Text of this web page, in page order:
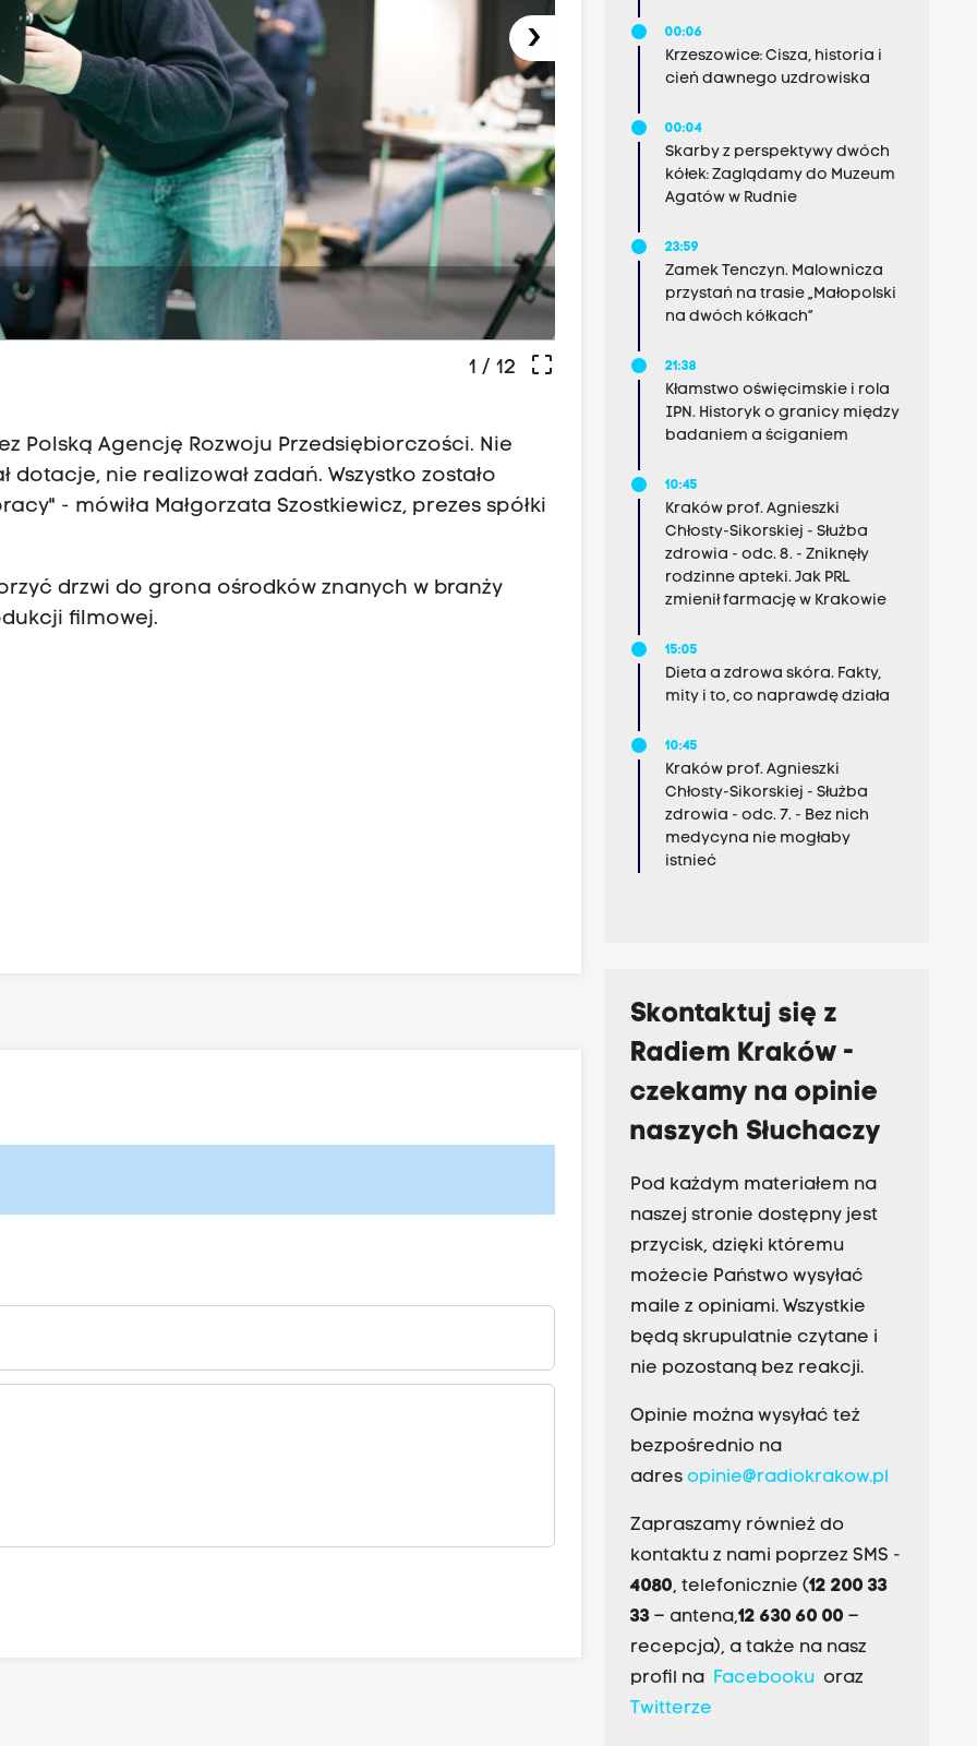
Fot. miasteczko multimedialne
›
crop_free
1 / 12
Polską Agencję Rozwoju Przedsiębiorczości. Nie
nie realizował zadań. Wszystko zostało
- mówiła Małgorzata Szostkiewicz, prezes spółki
drzwi do grona ośrodków znanych w branży
filmowej.
00:06
Krzeszowice: Cisza, historia i
cień dawnego uzdrowiska
00:04
Skarby z perspektywy dwóch
kółek: Zaglądamy do Muzeum
Agatów w Rudnie
23:59
Zamek Tenczyn. Malownicza
przystań na trasie „Małopolski
na dwóch kółkach”
21:38
Kłamstwo oświęcimskie i rola
IPN. Historyk o granicy między
badaniem a ściganiem
10:45
Kraków prof. Agnieszki
Chłosty-Sikorskiej - Służba
zdrowia - odc. 8. - Zniknęły
rodzinne apteki. Jak PRL
zmienił farmację w Krakowie
15:05
Dieta a zdrowa skóra. Fakty,
mity i to, co naprawdę działa
10:45
Kraków prof. Agnieszki
Chłosty-Sikorskiej - Służba
zdrowia - odc. 7. - Bez nich
medycyna nie mogłaby
istnieć
Skontaktuj się z
Radiem Kraków -
czekamy na opinie
naszych Słuchaczy
Pod każdym materiałem na
naszej stronie dostępny jest
przycisk, dzięki któremu
możecie Państwo wysyłać
maile z opiniami. Wszystkie
będą skrupulatnie czytane i
nie pozostaną bez reakcji.
Opinie można wysyłać też
bezpośrednio na
adres opinie@radiokrakow.pl
Zapraszamy również do
kontaktu z nami poprzez SMS -
4080, telefonicznie (12 200 33
33– antena,12 630 60 00 –
recepcja), a także na nasz
profil na Facebookuoraz
Twitterze